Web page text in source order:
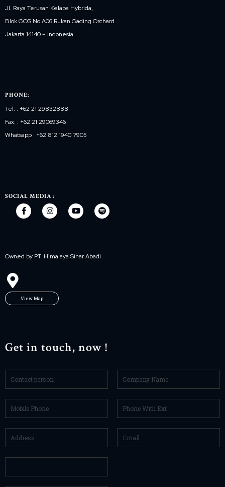
Jl. Raya Terusan Kelapa Hybrida,
Blok GOS No.A06 Rukan Gading Orchard
Jakarta 14140 – Indonesia
PHONE:
Tel. : +62 21 29832888
Fax. : +62 21 29069346
Whatsapp : +62 812 1940 7905
SOCIAL MEDIA :
Owned by PT. Himalaya Sinar Abadi
View Map
Get in touch, now !